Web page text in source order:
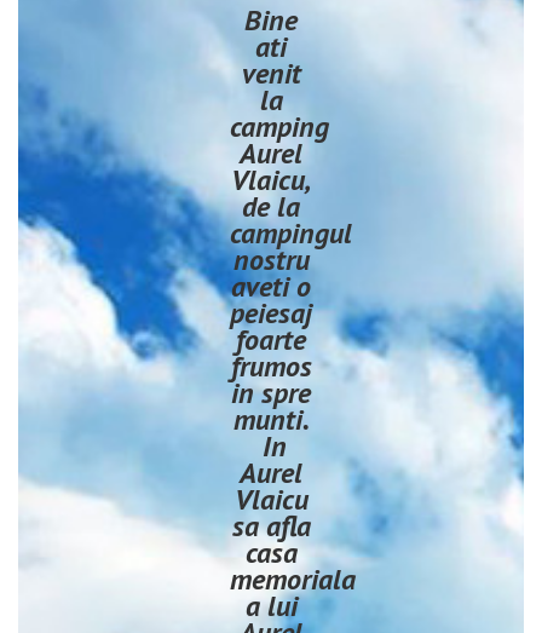
Bine
ati
venit
la
camping
Aurel
Vlaicu,
de la
campingul
nostru
aveti o
peiesaj
foarte
frumos
in spre
munti.
In
Aurel
Vlaicu
sa afla
casa
memoriala
a lui